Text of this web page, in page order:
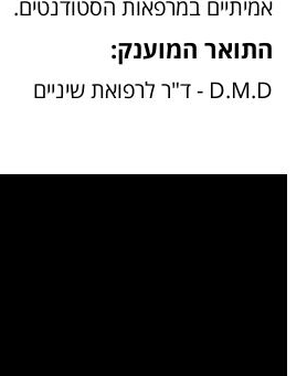
אמיתיים במרפאות הסטודנטים.
התואר המוענק:
D.M.D - ד"ר לרפואת שיניים